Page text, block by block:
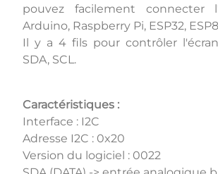
pouvez facilement connecter
Arduino, Raspberry Pi, ESP32,
Il y a 4 fils pour contrôler l'écran
SDA, SCL.
Caractéristiques :
Interface : I2C
Adresse I2C : 0x20
Version du logiciel : 0022